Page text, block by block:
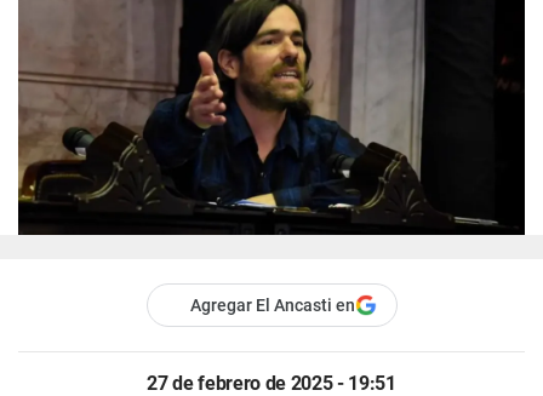
Agregar El Ancasti en
27 de febrero de 2025 - 19:51